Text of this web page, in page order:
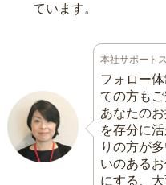
ています。
本社サポート
フォロー
ての方もご
あなたの
を存分に
りの方が
いのある
にする、